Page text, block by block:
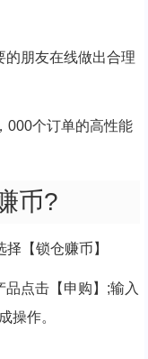
的朋友在线做出合理
000个订单的高性能
币?
【锁仓赚币】
点击【申购】;输入
操作。